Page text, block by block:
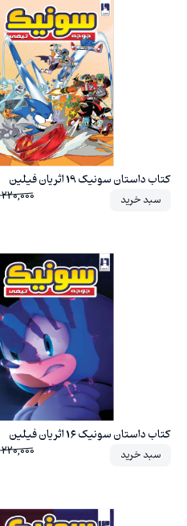
کتاب داستان سونیک 19 اثر یان فیلین
سبد خرید 220,000
کتاب داستان سونیک 16 اثر یان فیلین
سبد خرید 220,000